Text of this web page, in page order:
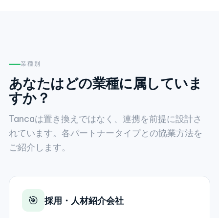
業種別
あなたはどの業種に属していま
すか？
Tancaは置き換えではなく、連携を前提に設計さ
れています。各パートナータイプとの協業方法を
ご紹介します。
🎯 採用・人材紹介会社